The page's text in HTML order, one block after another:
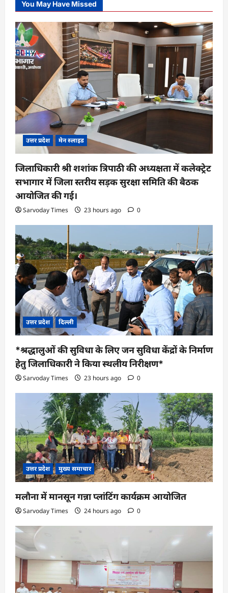
You May Have Missed
उत्तर प्रदेश मेन स्लाइड
जिलाधिकारी श्री शशांक त्रिपाठी की अध्यक्षता में कलेक्ट्रेट
सभागार में जिला स्तरीय सड़क सुरक्षा समिति की बैठक
आयोजित की गई।
Sarvoday Times 23 hours ago 0
उत्तर प्रदेश दिल्ली
*श्रद्धालुओं की सुविधा के लिए जन सुविधा केंद्रों के निर्माण
हेतु जिलाधिकारी ने किया स्थलीय निरीक्षण*
Sarvoday Times 23 hours ago 0
उत्तर प्रदेश मुख्य समाचार
मलौना में मानसून गन्ना प्लांटिंग कार्यक्रम आयोजित
Sarvoday Times 24 hours ago 0